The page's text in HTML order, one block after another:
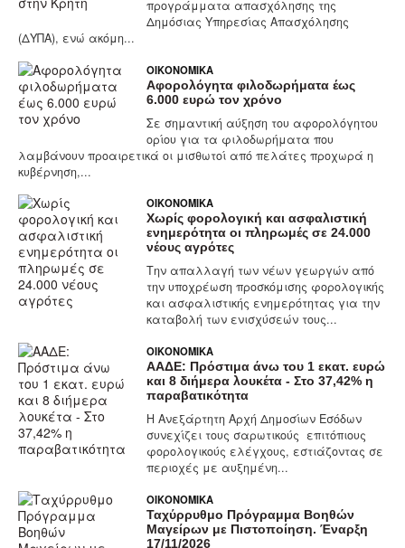
προγράμματα απασχόλησης της
Δημόσιας Υπηρεσίας Απασχόλησης
(ΔΥΠΑ), ενώ ακόμη...
ΟΙΚΟΝΟΜΙΚΆ
Αφορολόγητα φιλοδωρήματα έως
6.000 ευρώ τον χρόνο
Σε σημαντική αύξηση του αφορολόγητου
ορίου για τα φιλοδωρήματα που
λαμβάνουν προαιρετικά οι μισθωτοί από πελάτες προχωρά η
κυβέρνηση,...
ΟΙΚΟΝΟΜΙΚΆ
Χωρίς φορολογική και ασφαλιστική
ενημερότητα οι πληρωμές σε 24.000
νέους αγρότες
Την απαλλαγή των νέων γεωργών από
την υποχρέωση προσκόμισης φορολογικής
και ασφαλιστικής ενημερότητας για την
καταβολή των ενισχύσεών τους...
ΟΙΚΟΝΟΜΙΚΆ
ΑΑΔΕ: Πρόστιμα άνω του 1 εκατ. ευρώ
και 8 διήμερα λουκέτα - Στο 37,42% η
παραβατικότητα
Η Ανεξάρτητη Αρχή Δημοσίων Εσόδων
συνεχίζει τους σαρωτικούς επιτόπιους
φορολογικούς ελέγχους, εστιάζοντας σε
περιοχές με αυξημένη...
ΟΙΚΟΝΟΜΙΚΆ
Ταχύρρυθμο Πρόγραμμα Βοηθών
Μαγείρων με Πιστοποίηση. Έναρξη
17/11/2026